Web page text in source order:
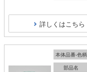
詳しくはこちら
本体品番-色柄
部品名